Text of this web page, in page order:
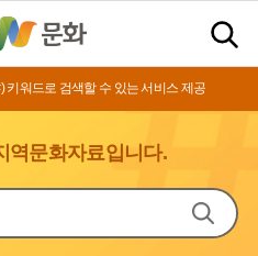
워드로 검색할 수 있는 서비스 제공
역문화자료입니다.